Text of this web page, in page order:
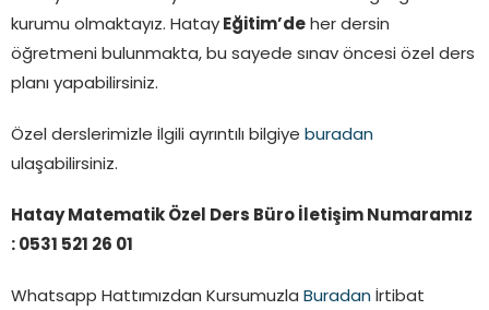
kurumu olmaktayız. Hatay Eğitim’de her dersin
öğretmeni bulunmakta, bu sayede sınav öncesi özel ders
planı yapabilirsiniz.
Özel derslerimizle İlgili ayrıntılı bilgiye buradan
ulaşabilirsiniz.
Hatay Matematik Özel Ders Büro İletişim Numaramız
: 0531 521 26 01
Whatsapp Hattımızdan Kursumuzla Buradan İrtibat